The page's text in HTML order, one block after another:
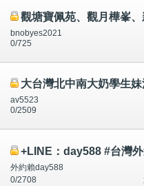
觀塘寶佩苑、觀月樺峯、新屋苑凱匯無／沒有老鼠等等
bnobyes2021
0/725
大台灣北中南大奶學生妹淫娃 小姐外送茶+瀨av5523風騷
av5523
0/2509
+LINE：day588 #台灣外送茶 #台中約妹 #高雄約妹 #台灣叫
外約賴day588
0/2708